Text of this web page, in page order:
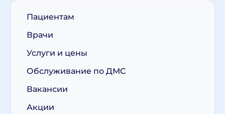
Пациентам
Врачи
Услуги и цены
Обслуживание по ДМС
Вакансии
Акции